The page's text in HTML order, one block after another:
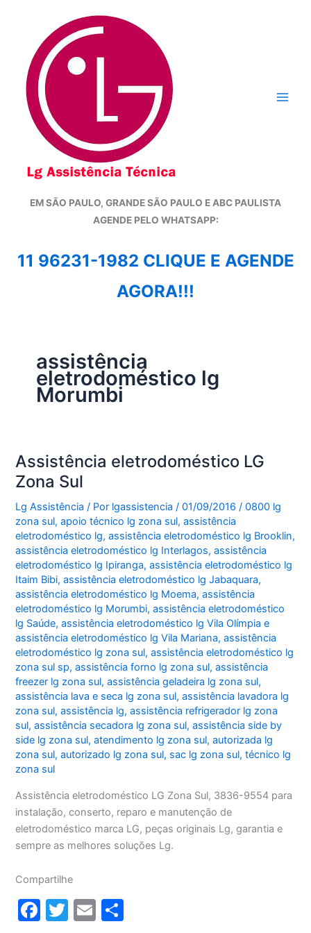
conteúdo
EM SÃO PAULO, GRANDE SÃO PAULO E ABC PAULISTA
AGENDE PELO WHATSAPP:
11 96231-1982 CLIQUE E AGENDE
AGORA!!!
assistência
eletrodoméstico lg
Morumbi
Assistência eletrodoméstico LG
Zona Sul
Lg Assistência / Por lgassistencia/01/09/2016 /0800 lg
zona sul,apoio técnico lg zona sul,assistência
eletrodoméstico lg,assistência eletrodoméstico lg Brooklin,
assistência eletrodoméstico lg Interlagos,assistência
eletrodoméstico lg Ipiranga,assistência eletrodoméstico lg
Itaim Bibi,assistência eletrodoméstico lg Jabaquara,
assistência eletrodoméstico lg Moema,assistência
eletrodoméstico lg Morumbi,assistência eletrodoméstico
lg Saúde,assistência eletrodoméstico lg Vila Olímpia e
assistência eletrodoméstico lg Vila Mariana,assistência
eletrodoméstico lg zona sul,assistência eletrodoméstico lg
zona sul sp,assistência forno lg zona sul,assistência
freezer lg zona sul,assistência geladeira lg zona sul,
assistência lava e seca lg zona sul,assistência lavadora lg
zona sul,assistência lg,assistência refrigerador lg zona
sul,assistência secadora lg zona sul,assistência side by
side lg zona sul,atendimento lg zona sul,autorizada lg
zona sul,autorizado lg zona sul, sac lg zona sul,técnico lg
zona sul
Assistência eletrodoméstico LG Zona Sul, 3836-9554 para
instalação, conserto, reparo e manutenção de
eletrodoméstico marca LG, peças originais Lg, garantia e
sempre as melhores soluções Lg.
Compartilhe
F
T
E